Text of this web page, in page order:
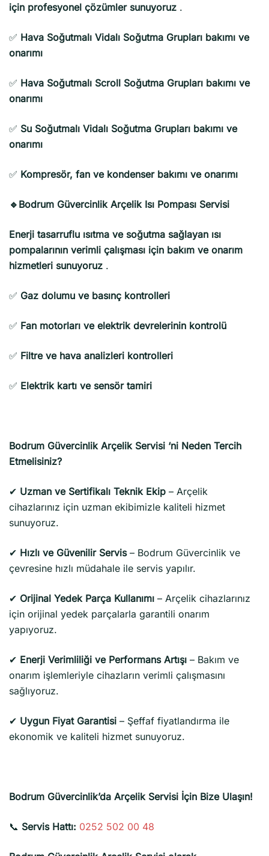
için profesyonel çözümler sunuyoruz .
✅ Hava Soğutmalı Vidalı Soğutma Grupları bakımı ve
onarımı
✅ Hava Soğutmalı Scroll Soğutma Grupları bakımı ve
onarımı
✅ Su Soğutmalı Vidalı Soğutma Grupları bakımı ve
onarımı
✅ Kompresör, fan ve kondenser bakımı ve onarımı
🔹Bodrum Güvercinlik Arçelik Isı Pompası Servisi
Enerji tasarruflu ısıtma ve soğutma sağlayan ısı
pompalarının verimli çalışması için bakım ve onarım
hizmetleri sunuyoruz .
✅ Gaz dolumu ve basınç kontrolleri
✅ Fan motorları ve elektrik devrelerinin kontrolü
✅ Filtre ve hava analizleri kontrolleri
✅ Elektrik kartı ve sensör tamiri
Bodrum Güvercinlik Arçelik Servisi ‘ni Neden Tercih
Etmelisiniz?
✔ Uzman ve Sertifikalı Teknik Ekip – Arçelik
cihazlarınız için uzman ekibimizle kaliteli hizmet
sunuyoruz.
✔ Hızlı ve Güvenilir Servis– Bodrum Güvercinlik ve
çevresine hızlı müdahale ile servis yapılır.
✔ Orijinal Yedek Parça Kullanımı – Arçelik cihazlarınız
için orijinal yedek parçalarla garantili onarım
yapıyoruz.
✔ Enerji Verimliliği ve Performans Artışı – Bakım ve
onarım işlemleriyle cihazların verimli çalışmasını
sağlıyoruz.
✔ Uygun Fiyat Garantisi – Şeffaf fiyatlandırma ile
ekonomik ve kaliteli hizmet sunuyoruz.
Bodrum Güvercinlik’da Arçelik Servisi İçin Bize Ulaşın!
📞 Servis Hattı: 0252 502 00 48